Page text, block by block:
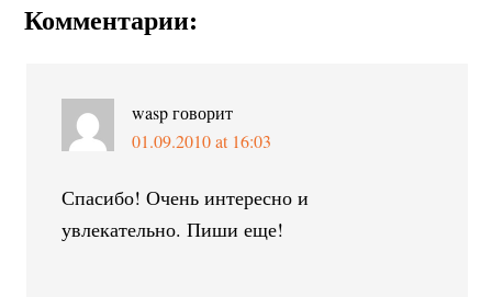
Комментарии:
wasp говорит
01.09.2010 at 16:03
Спасибо! Очень интересно и
увлекательно. Пиши еще!